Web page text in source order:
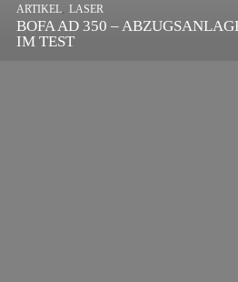
BOFA AD 350 –
IM TEST
ARTIKEL, LASER
DIE BEDEUTENDSTEN
ERFOLGREICHEN
DIGITALEN ÄRA